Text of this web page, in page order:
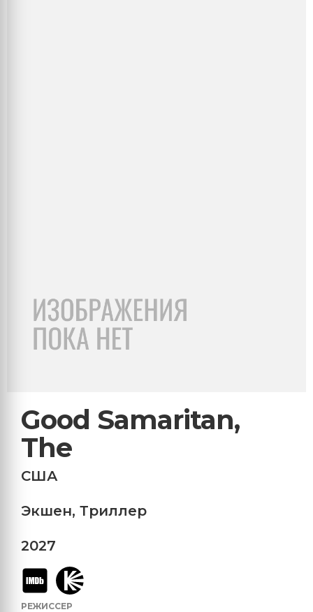
Good Samaritan,
The
США
Экшен, Триллер
2027
РЕЖИССЕР